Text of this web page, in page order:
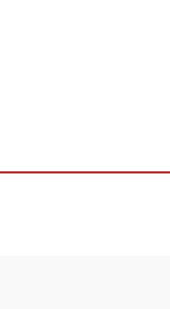
新疆兵团手艺人用